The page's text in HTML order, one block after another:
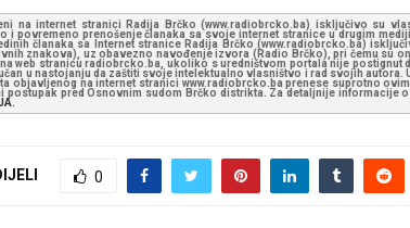
na internet stranici Radija Brčko (www.radiobrcko.ba) isključivo su
i povremeno prenošenje članaka sa svoje internet stranice u drugim
članaka sa Internet stranice Radija Brčko (www.radiobrcko.ba)
znakova), uz obavezno navođenje izvora (Radio Brčko), pri čemu su
web stranicu radiobrcko.ba, ukoliko s uredništvom portala nije postignut
u nastojanju da zaštiti svoje intelektualno vlasništvo i rad svojih
objavljenog na internet stranici www.radiobrcko.ba prenese suprotno
postupak pred Osnovnim sudom Brčko distrikta. Za detaljnije informacije
0